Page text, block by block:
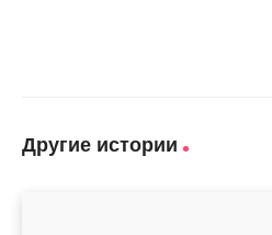
Другие истории